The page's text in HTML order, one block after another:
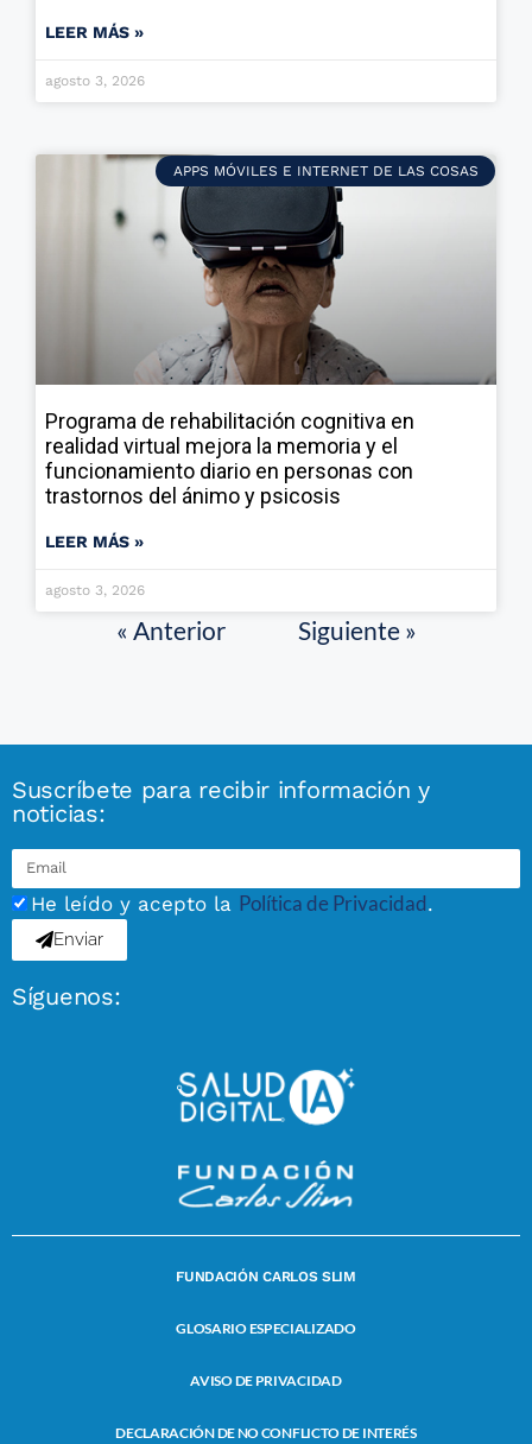
LEER MÁS »
agosto 3, 2026
APPS MÓVILES E INTERNET DE LAS COSAS
Programa de rehabilitación cognitiva en
realidad virtual mejora la memoria y el
funcionamiento diario en personas con
trastornos del ánimo y psicosis
LEER MÁS »
agosto 3, 2026
« Anterior Siguiente »
Suscríbete para recibir información y
noticias:
He leído y acepto la Política de Privacidad.
Enviar
Síguenos:
FUNDACIÓN CARLOS SLIM
GLOSARIO ESPECIALIZADO
AVISO DE PRIVACIDAD
DECLARACIÓN DE NO CONFLICTO DE INTERÉS